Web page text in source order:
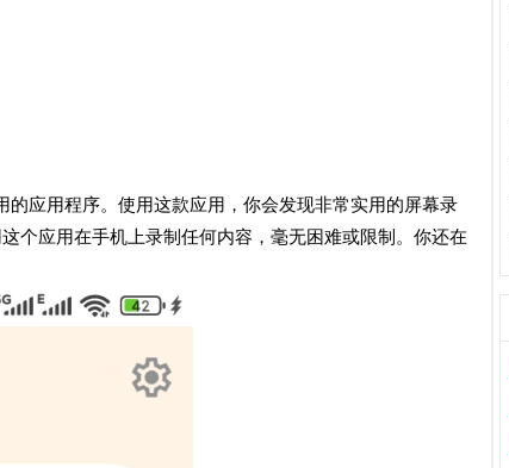
应用程序。使用这款应用，你会发现非常实用的屏幕录
个应用在手机上录制任何内容，毫无困难或限制。你还在